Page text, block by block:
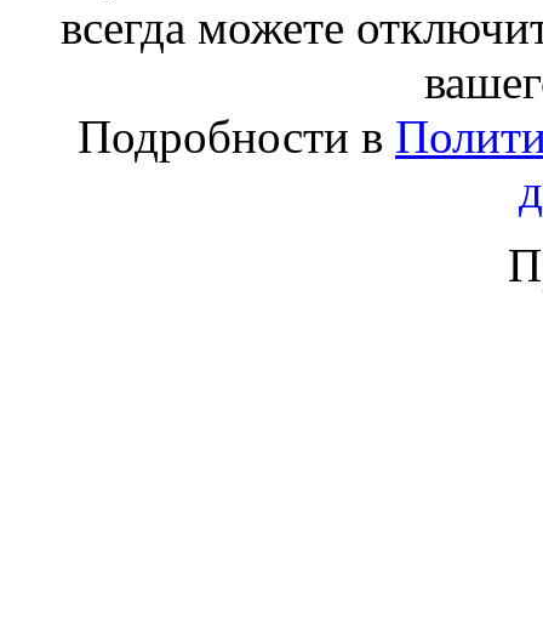
всегда можете
Подробности в